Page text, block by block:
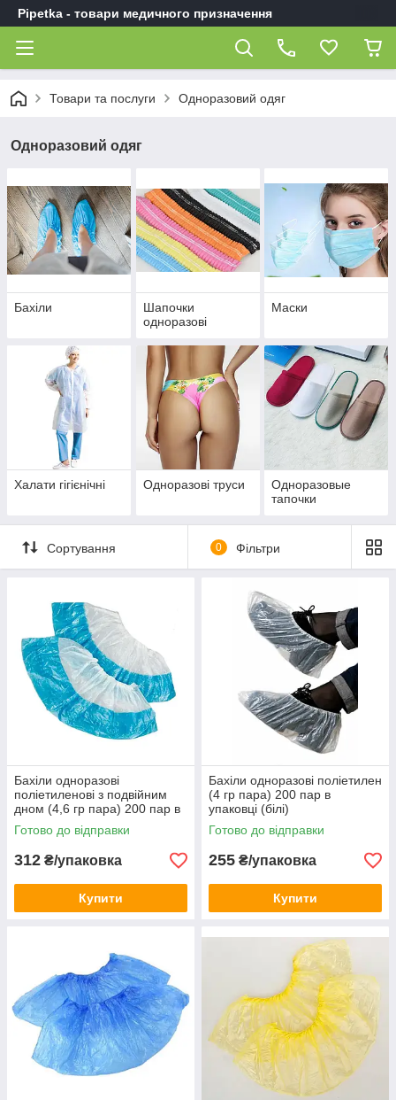
Pipetka - товари медичного призначення
Товари та послуги Одноразовий одяг
Одноразовий одяг
Бахіли
Шапочки
одноразові
Маски
Халати гігієнічні Одноразові труси
Одноразовые
тапочки
Сортування 0 Фільтри
Бахіли одноразові
поліетиленові з подвійним
дном (4,6 гр пара) 200 пар в
упаковці (блакитні/білі)
Готово до відправки
312 ₴/упаковка
Купити
Бахіли одноразові поліетилен
(4 гр пара) 200 пар в
упаковці (білі)
Готово до відправки
255 ₴/упаковка
Купити